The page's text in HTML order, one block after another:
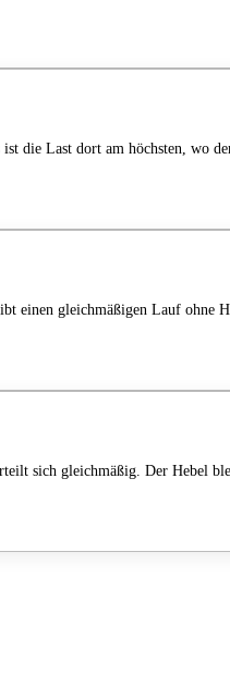
die Last dort am höchsten, wo
einen gleichmäßigen Lauf ohne
sich gleichmäßig. Der Hebel